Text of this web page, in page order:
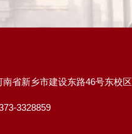
南省新乡市建设东路46号东校区
3328859